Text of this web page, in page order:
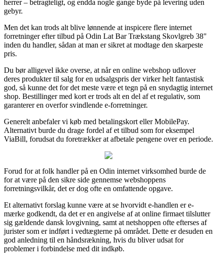
herrer – betragteligt, og endda nogle gange byde på levering uden
gebyr.
Men det kan trods alt blive lønnende at inspicere flere internet
forretninger efter tilbud på Odin Lat Bar Trækstang Skovlgreb 38"
inden du handler, sådan at man er sikret at modtage den skarpeste
pris.
Du bør alligevel ikke overse, at når en online webshop udlover
deres produkter til salg for en udsalgspris der virker helt fantastisk
god, så kunne det for det meste være et tegn på en snydagtig internet
shop. Bestillinger med kort er trods alt en del af et regulativ, som
garanterer en overfor svindlende e-forretninger.
Generelt anbefaler vi køb med betalingskort eller MobilePay.
Alternativt burde du drage fordel af et tilbud som for eksempel
ViaBill, forudsat du foretrækker at afbetale pengene over en periode.
Forud for at folk handler på en Odin internet virksomhed burde de
for at være på den sikre side gennemse webshoppens
forretningsvilkår, det er dog ofte en omfattende opgave.
Et alternativt forslag kunne være at se hvorvidt e-handlen er e-
mærke godkendt, da det er en angivelse af at online firmaet tilslutter
sig gældende dansk lovgivning, samt at netshoppen ofte efterses af
jurister som er indført i vedtægterne på området. Dette er desuden en
god anledning til en håndsrækning, hvis du bliver udsat for
problemer i forbindelse med dit indkøb.